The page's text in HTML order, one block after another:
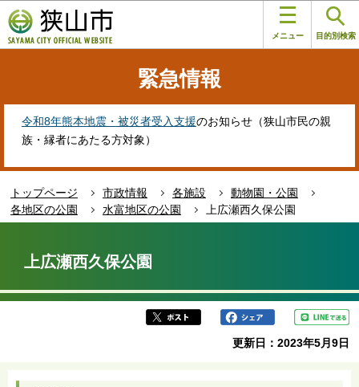
の
ペ
す
メニュー 目的別検索
緊急情報
令和8年熊本地震・被災者受入支援のお知らせ（狭山市民の親
族・縁者にあたる方対象）
トップページ 市政情報 各施設
動物園・公園
各地区の公園
水富地区の公園
上広瀬西久保公園
か
上広瀬西久保公園
更新日：2023年5月9日